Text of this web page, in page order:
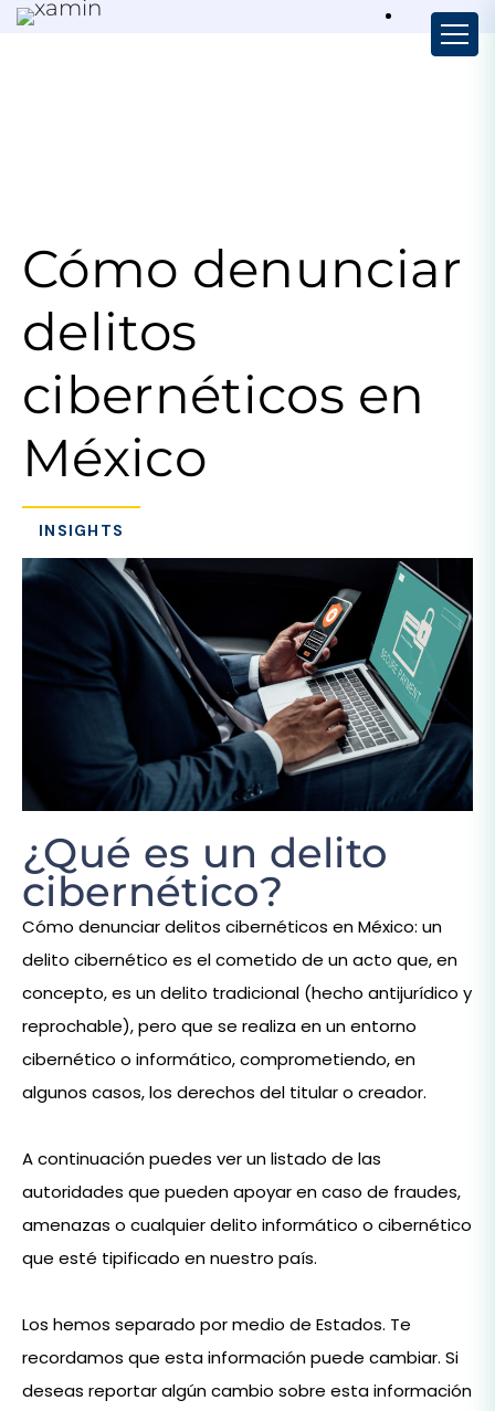
Cómo denunciar
delitos
cibernéticos en
México
INSIGHTS
¿Qué es un delito
cibernético?
Cómo denunciar delitos cibernéticos en México: un
delito cibernético es el cometido de un acto que, en
concepto, es un delito tradicional (hecho antijurídico y
reprochable), pero que se realiza en un entorno
cibernético o informático, comprometiendo, en
algunos casos, los derechos del titular o creador.
A continuación puedes ver un listado de las
autoridades que pueden apoyar en caso de fraudes,
amenazas o cualquier delito informático o cibernético
que esté tipificado en nuestro país.
Los hemos separado por medio de Estados. Te
recordamos que esta información puede cambiar. Si
deseas reportar algún cambio sobre esta información